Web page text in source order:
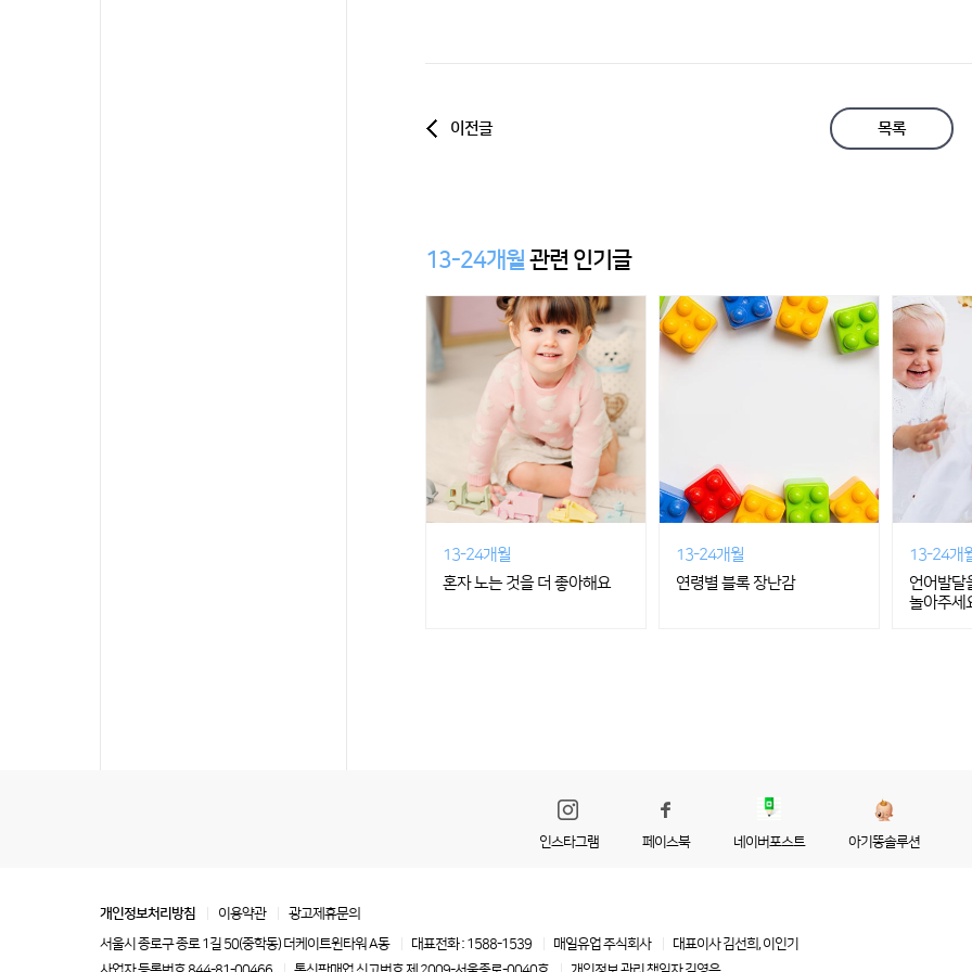
이전글 목록
13-24개월 관련 인기글
13-24개월
혼자 노는 것을 더 좋아해요
13-24개월
연령별 블록 장난감
13-24개
언어발달
놀아주세
인스타그램 페이스북 네이버포스트 아기똥솔루션
개인정보처리방침 이용약관
광고제휴문의
서울시 종로구 종로 1길 50(중학동) 더케이트윈타워 A동
대표전화 : 1588-1539 매일유업 주식회사
대표이사 김선희, 이인기